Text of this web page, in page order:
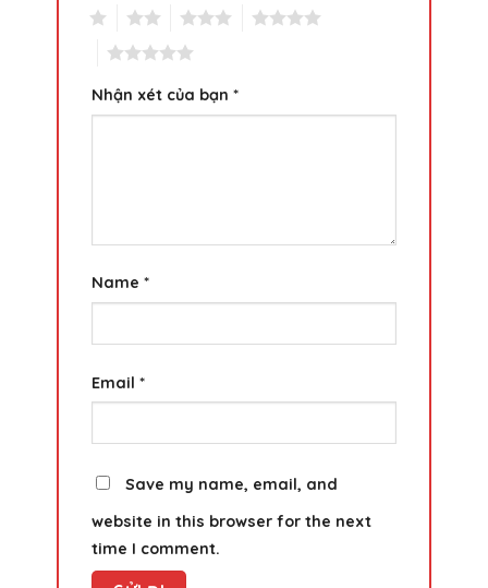
Nhận xét của bạn *
Name *
Email *
Save my name, email, and
website in this browser for the next
time I comment.